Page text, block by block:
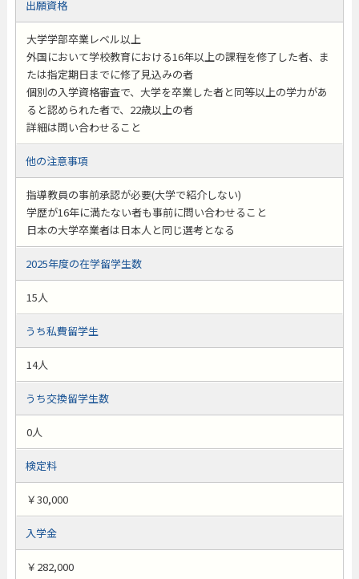
出願資格
大学学部卒業レベル以上
外国において学校教育における16年以上の課程を修了した者、ま
たは指定期日までに修了見込みの者
個別の入学資格審査で、大学を卒業した者と同等以上の学力があ
ると認められた者で、22歳以上の者
詳細は問い合わせること
他の注意事項
指導教員の事前承認が必要(大学で紹介しない)
学歴が16年に満たない者も事前に問い合わせること
日本の大学卒業者は日本人と同じ選考となる
2025年度の在学留学生数
15人
うち私費留学生
14人
うち交換留学生数
0人
検定料
￥30,000
入学金
￥282,000